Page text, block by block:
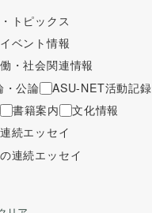
トピックス
ベント情報
・社会関連情報
・公論
ASU-NET活動記録
書籍案内
文化情報
続エッセイ
連続エッセイ